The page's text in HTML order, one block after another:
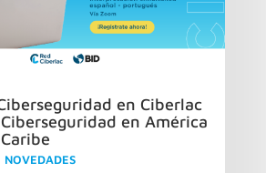
en Ciberlac
en América
NOVEDADES